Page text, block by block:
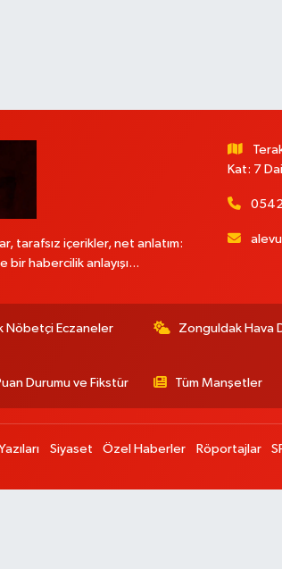
tarafsız içerikler, net anlatım:
habercilik anlayışı...
Kat: 7
Nöbetçi Eczaneler Zonguldak Hava
Durumu ve Fikstür Tüm Manşetler
Siyaset Özel Haberler Röportajlar